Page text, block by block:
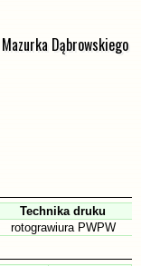
Dąbrowskiego
Technika druku
rotograwiura PWPW